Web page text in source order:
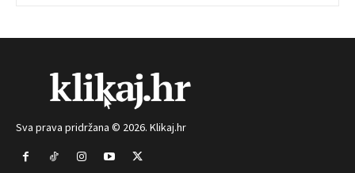
Sva prava pridržana © 2026. Klikaj.hr